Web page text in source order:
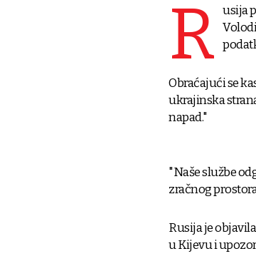
R usija
Obraćajući se
ukrajinska
napad."
"Naše službe
zračnog
Rusija je
u Kijevu i